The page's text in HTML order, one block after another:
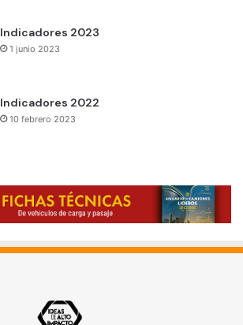
Indicadores 2023
1 junio 2023
Indicadores 2022
10 febrero 2023